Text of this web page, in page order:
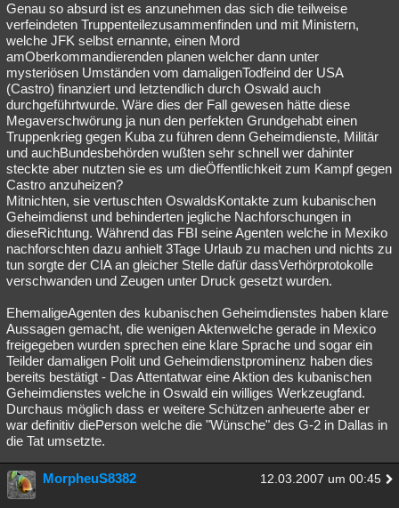
Genau so absurd ist es anzunehmen das sich die teilweise
verfeindeten Truppenteilezusammenfinden und mit Ministern,
welche JFK selbst ernannte, einen Mord
amOberkommandierenden planen welcher dann unter
mysteriösen Umständen vom damaligenTodfeind der USA
(Castro) finanziert und letztendlich durch Oswald auch
durchgeführtwurde. Wäre dies der Fall gewesen hätte diese
Megaverschwörung ja nun den perfekten Grundgehabt einen
Truppenkrieg gegen Kuba zu führen denn Geheimdienste, Militär
und auchBundesbehörden wußten sehr schnell wer dahinter
steckte aber nutzten sie es um dieÖffentlichkeit zum Kampf gegen
Castro anzuheizen?
Mitnichten, sie vertuschten OswaldsKontakte zum kubanischen
Geheimdienst und behinderten jegliche Nachforschungen in
dieseRichtung. Während das FBI seine Agenten welche in Mexiko
nachforschten dazu anhielt 3Tage Urlaub zu machen und nichts zu
tun sorgte der CIA an gleicher Stelle dafür dassVerhörprotokolle
verschwanden und Zeugen unter Druck gesetzt wurden.
EhemaligeAgenten des kubanischen Geheimdienstes haben klare
Aussagen gemacht, die wenigen Aktenwelche gerade in Mexico
freigegeben wurden sprechen eine klare Sprache und sogar ein
Teilder damaligen Polit und Geheimdienstprominenz haben dies
bereits bestätigt - Das Attentatwar eine Aktion des kubanischen
Geheimdienstes welche in Oswald ein williges Werkzeugfand.
Durchaus möglich dass er weitere Schützen anheuerte aber er
war definitiv diePerson welche die "Wünsche" des G-2 in Dallas in
die Tat umsetzte.
MorpheuS8382 12.03.2007 um 00:45